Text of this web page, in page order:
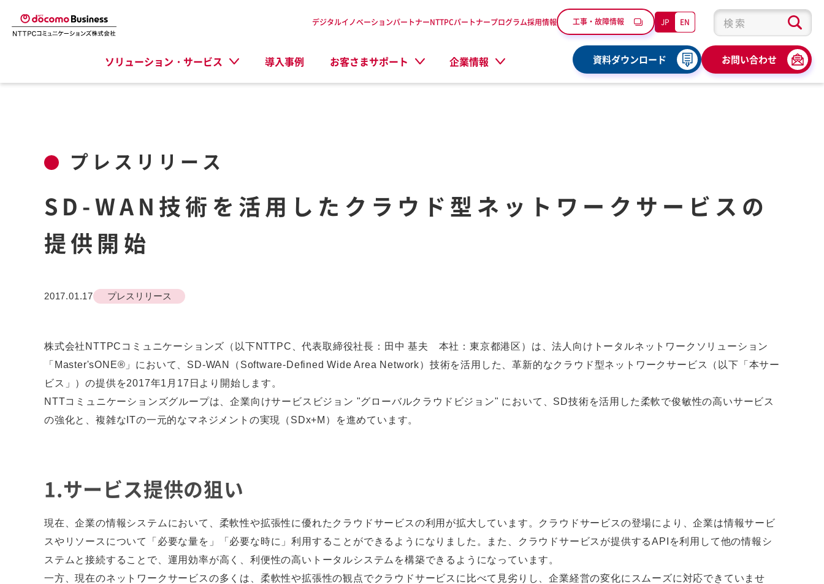
検索キーワード入力
ソリューション・サービス 導入事例 お客さまサポート 企業情報
デジタルイノベーションパートナーNTTPCパートナープログラム採用情報 工事・故障情報 JP EN
資料ダウンロード お問い合わせ
プレスリリース
SD-WAN技術を活用したクラウド型ネットワークサービスの
提供開始
2017.01.17 プレスリリース
株式会社NTTPCコミュニケーションズ（以下NTTPC、代表取締役社長：田中 基夫 本社：東京都港区）は、法人向けトータルネットワークソリューション
「Master'sONE®」において、SD-WAN（Software-Defined Wide Area Network）技術を活用した、革新的なクラウド型ネットワークサービス（以下「本サー
ビス」）の提供を2017年1月17日より開始します。
NTTコミュニケーションズグループは、企業向けサービスビジョン "グローバルクラウドビジョン" において、SD技術を活用した柔軟で俊敏性の高いサービス
の強化と、複雑なITの一元的なマネジメントの実現（SDx+M）を進めています。
1.サービス提供の狙い
現在、企業の情報システムにおいて、柔軟性や拡張性に優れたクラウドサービスの利用が拡大しています。クラウドサービスの登場により、企業は情報サービ
スやリソースについて「必要な量を」「必要な時に」利用することができるようになりました。また、クラウドサービスが提供するAPIを利用して他の情報シ
ステムと接続することで、運用効率が高く、利便性の高いトータルシステムを構築できるようになっています。
一方、現在のネットワークサービスの多くは、柔軟性や拡張性の観点でクラウドサービスに比べて見劣りし、企業経営の変化にスムーズに対応できていませ